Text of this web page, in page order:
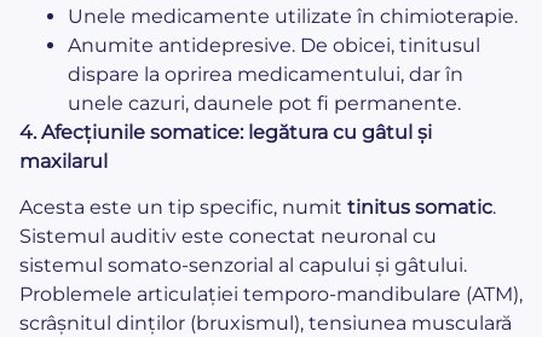
Unele medicamente utilizate în chimioterapie.
Anumite antidepresive. De obicei, tinitusul
dispare la oprirea medicamentului, dar în
unele cazuri, daunele pot fi permanente.
4. Afecțiunile somatice: legătura cu gâtul și
maxilarul
Acesta este un tip specific, numit tinitus somatic.
Sistemul auditiv este conectat neuronal cu
sistemul somato-senzorial al capului și gâtului.
Problemele articulației temporo-mandibulare (ATM),
scrâșnitul dinților (bruxismul), tensiunea musculară